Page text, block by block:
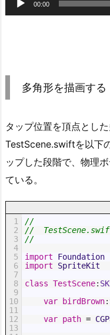
00:00
多角形を描画する
タップ位置を頂点とし
TestScene.swiftを以下
ップした段階で、物理
ている。
1
2
3
4
5
6
7
8
9
10
11
12
13
//
//
//
import
Foundation
import
SpriteKit
class TestScene:
var
birdBrown:
var path =